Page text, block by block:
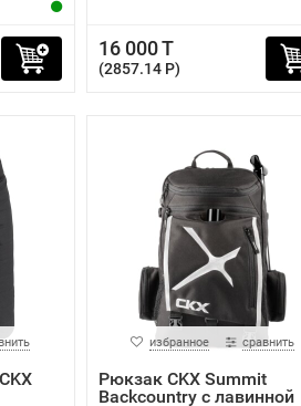
16 000 T
(2857.14 P)
избранное сравнить
Рюкзак CKX Summit
Backcountry с лавинной